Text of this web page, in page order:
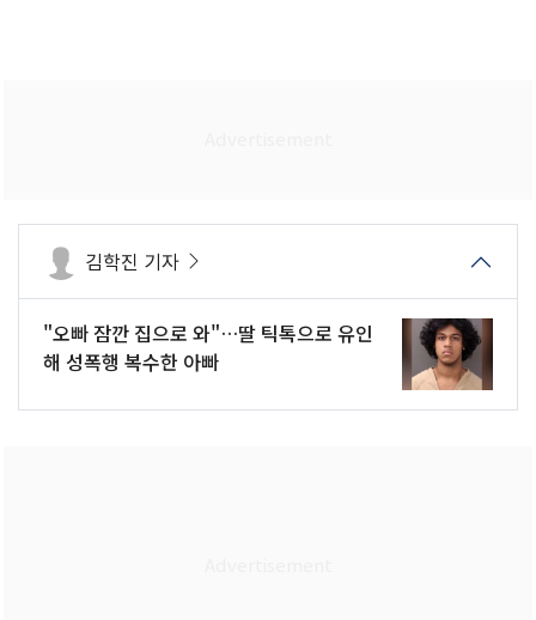
김학진 기자
"오빠 잠깐 집으로 와"…딸 틱톡으로 유인
해 성폭행 복수한 아빠